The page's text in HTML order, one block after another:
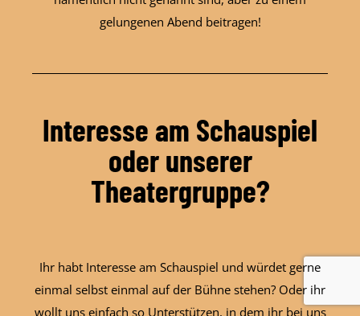
gelungenen Abend beitragen!
Interesse am Schauspiel
oder unserer
Theatergruppe?
Ihr habt Interesse am Schauspiel und würdet gerne
einmal selbst einmal auf der Bühne stehen? Oder ihr
wollt uns einfach so Unterstützen, in dem ihr bei uns